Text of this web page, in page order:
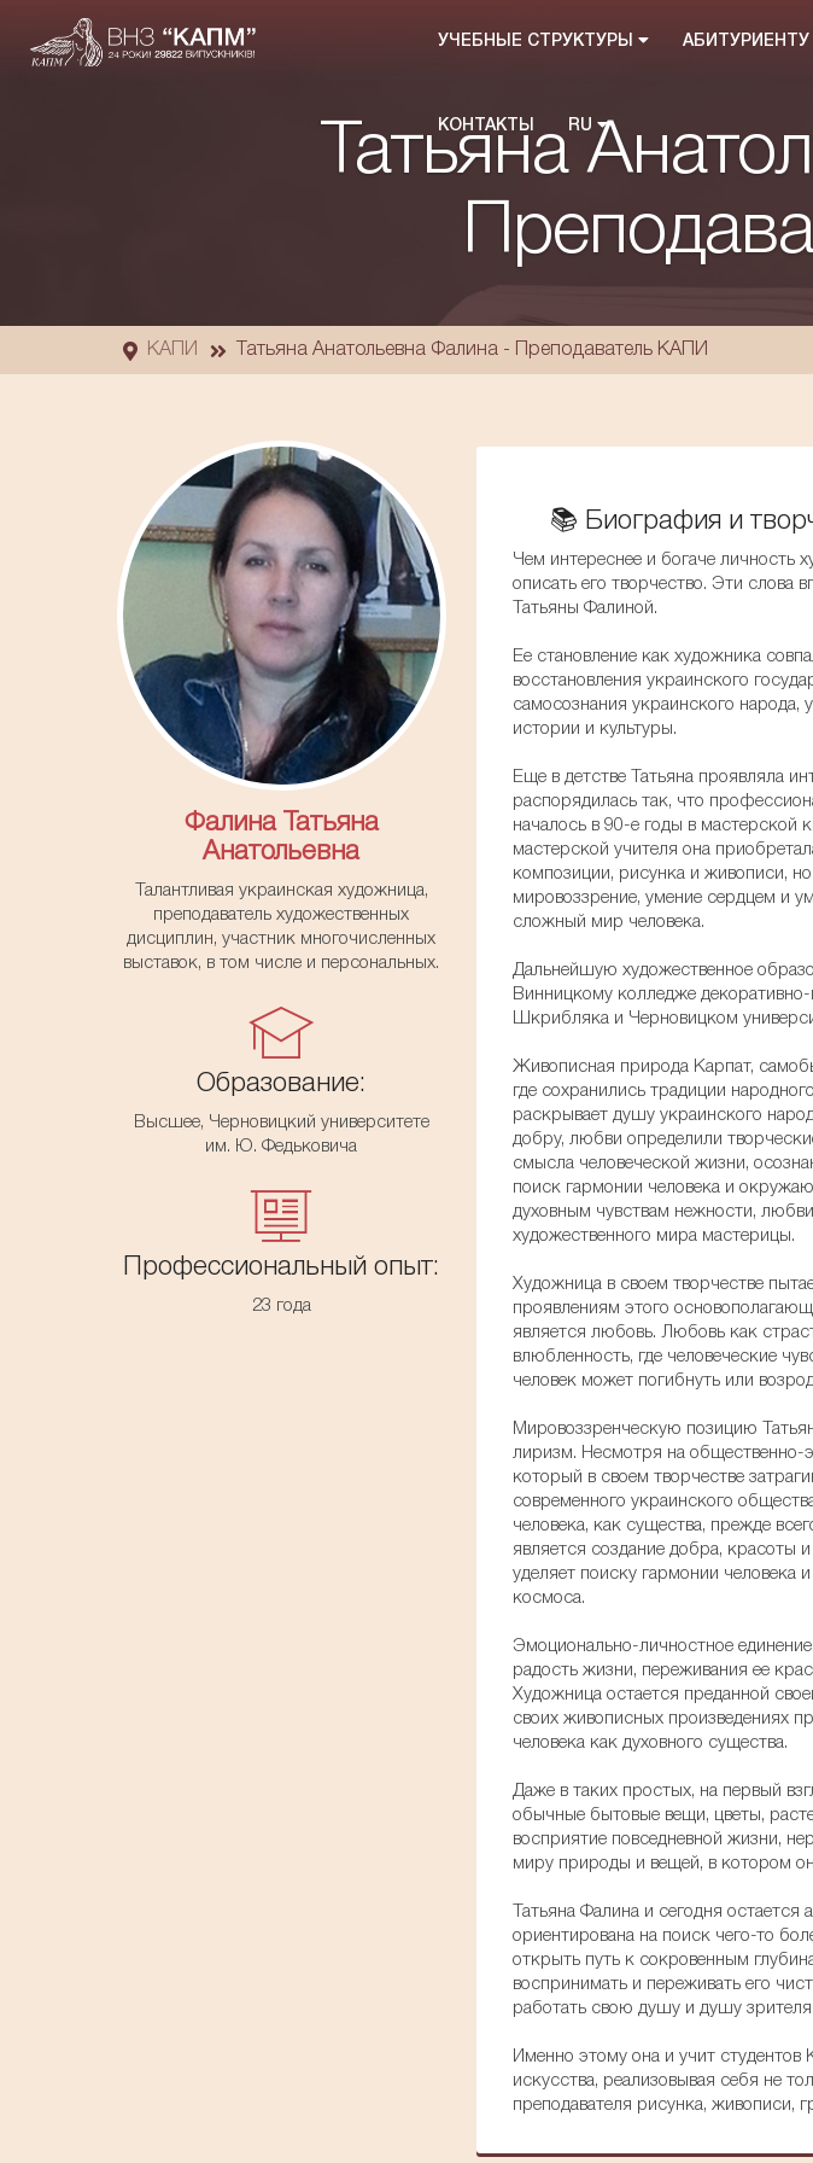
УЧЕБНЫЕ СТРУКТУРЫ АБИТУРИЕНТУ
КОНТАКТЫ RU
Татьяна
КАПИ Татьяна Анатольевна Фалина - Преподаватель КАПИ
Фалина Татьяна
Анатольевна
Талантливая украинская художница,
преподаватель художественных
дисциплин, участник многочисленных
выставок, в том числе и персональных.
Образование:
Высшее, Черновицкий университете
им. Ю. Федьковича
Профессиональный опыт:
23 года
📚 Биография и
Чем интереснее и богаче личность
описать его творчество. Эти слова
Татьяны Фалиной.
Ее становление как художника
восстановления украинского
самосознания украинского народа,
истории и культуры.
Еще в детстве Татьяна проявляла
распорядилась так, что
началось в 90-е годы в мастерской
мастерской учителя она
композиции, рисунка и живописи,
мировоззрение, умение сердцем и
сложный мир человека.
Дальнейшую художественное
Винницкому колледже
Шкрибляка и Черновицком
Живописная природа Карпат,
где сохранились традиции
раскрывает душу украинского
добру, любви определили
смысла человеческой жизни,
поиск гармонии человека и
духовным чувствам нежности,
художественного мира мастерицы.
Художница в своем творчестве
проявлениям этого
является любовь. Любовь как
влюбленность, где человеческие
человек может погибнуть или
Мировоззренческую позицию
лиризм. Несмотря на общественно-
который в своем творчестве
современного украинского
человека, как существа, прежде
является создание добра, красоты
уделяет поиску гармонии человека
космоса.
Эмоционально-личностное
радость жизни, переживания ее
Художница остается преданной
своих живописных произведениях
человека как духовного существа.
Даже в таких простых, на первый
обычные бытовые вещи, цветы,
восприятие повседневной жизни,
миру природы и вещей, в котором
Татьяна Фалина и сегодня
ориентирована на поиск чего-то
открыть путь к сокровенным
воспринимать и переживать его
работать свою душу и душу зрителя.
Именно этому она и учит
искусства, реализовывая себя не
преподавателя рисунка, живописи,